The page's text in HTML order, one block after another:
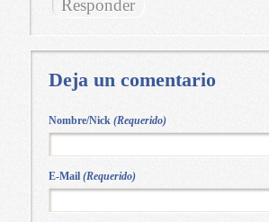
Responder
Deja un comentario
Nombre/Nick (Requerido)
E-Mail (Requerido)